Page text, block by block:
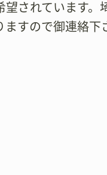
されています。
すので御連絡下